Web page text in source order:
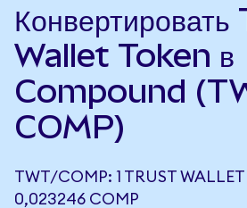
Wallet Token в
Compound
COMP)
TWT/COMP: 1 TRUST
0,023246 COMP